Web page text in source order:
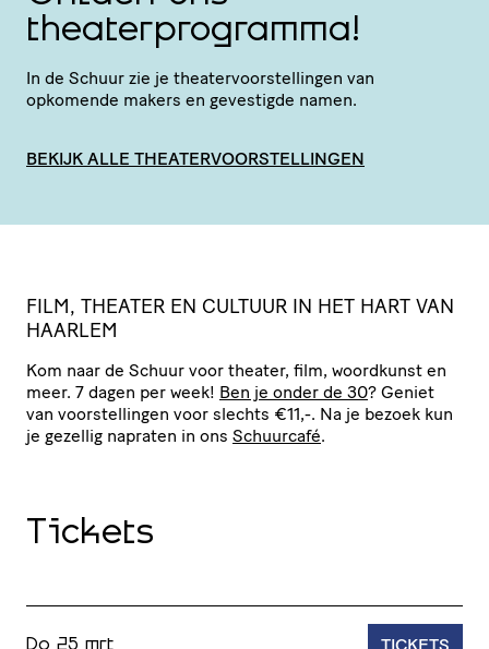
theaterprogramma!
In de Schuur zie je thea­ter­voor­stel­lingen van
opkomende makers en gevestigde namen.
BEKIJK ALLE THEATERVOORSTELLINGEN
FILM, THEATER EN CULTUUR IN HET HART VAN
HAARLEM
Kom naar de Schuur voor theater, film, woordkunst en
meer. 7 dagen per week! Ben je onder de 30? Geniet
van voor­stel­lingen voor slechts €11,-. Na je bezoek kun
je gezellig napraten in ons Schuurcafé.
Tickets
Do 25 mrt TICKETS